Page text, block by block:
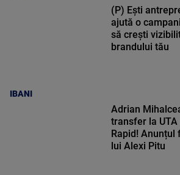
IBANI
(P) Ești
ajută o
să crești
brandului tău
Adrian
transfer la
Rapid! Anunțul
lui Alexi Pitu